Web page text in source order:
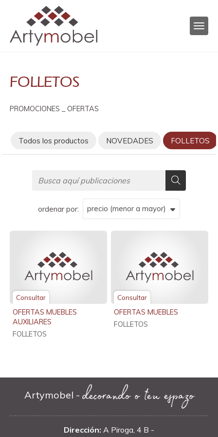
FOLLETOS
PROMOCIONES _ OFERTAS
Todos los productos NOVEDADES FOLLETOS
ordenar por:
OFERTAS MUEBLES
AUXILIARES
FOLLETOS
Consultar
OFERTAS MUEBLES
FOLLETOS
Consultar
Artymobel - decorando o teu espazo
Dirección: A Piroga, 4 B -